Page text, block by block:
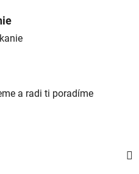
a radi ti poradíme